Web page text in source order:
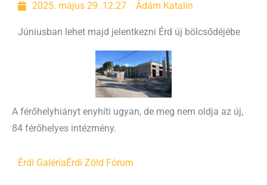
2025. május 29. 12:27 Ádám Katalin
Júniusban lehet majd jelentkezni Érd új bölcsődéjébe
A férőhelyhiányt enyhíti ugyan, de meg nem oldja az új,
84 férőhelyes intézmény.
Érdi GalériaÉrdi Zöld Fórum